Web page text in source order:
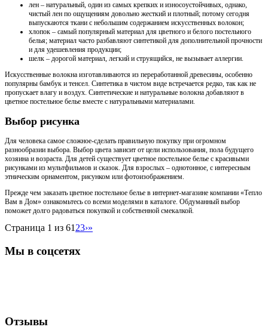
лен – натуральный, один из самых крепких и износоустойчивых, однако,
чистый лен по ощущениям довольно жесткий и плотный; потому сегодня
выпускаются ткани с небольшим содержанием искусственных волокон;
хлопок – самый популярный материал для цветного и белого постельного
белья; материал часто разбавляют синтетикой для дополнительной прочности
и для удешевления продукции;
шелк – дорогой материал, легкий и струящийся, не вызывает аллергии.
Искусственные волокна изготавливаются из переработанной древесины, особенно
популярны бамбук и тенсел. Синтетика в чистом виде встречается редко, так как не
пропускает влагу и воздух. Синтетические и натуральные волокна добавляют в
цветное постельное белье вместе с натуральными материалами.
Выбор рисунка
Для человека самое сложное-сделать правильную покупку при огромном
разнообразии выбора. Выбор цвета зависит от цели использования, пола будущего
хозяина и возраста. Для детей существует цветное постельное белье с красивыми
рисунками из мультфильмов и сказок. Для взрослых – однотонное, с интересным
этническим орнаментом, рисунком или фотоизображением.
Прежде чем заказать цветное постельное белье в интернет-магазине компании «Тепло
Вам в Дом» ознакомьтесь со всеми моделями в каталоге. Обдуманный выбор
поможет долго радоваться покупкой и собственной смекалкой.
Страница 1 из 61 23›»
Мы в соцсетях
Отзывы